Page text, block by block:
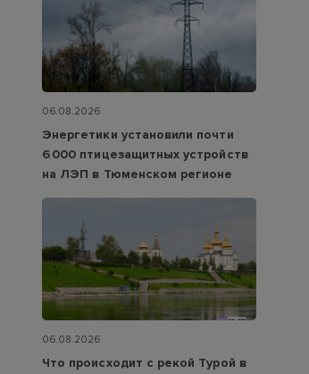
06.08.2026
Энергетики установили почти
6 000 птицезащитных устройств
на ЛЭП в Тюменском регионе
06.08.2026
Что происходит с рекой Турой в